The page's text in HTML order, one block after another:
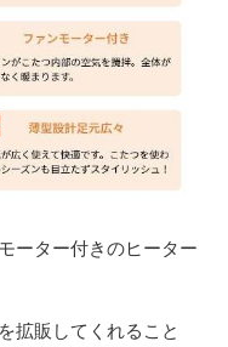
ーター付きのヒーター
拡販してくれること